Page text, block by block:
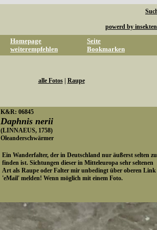
powerd by
Homepage
weiterempfehlen
Seite
Bookmarken
alle Fotos| Raupe
K&R: 06845
Daphnis nerii
(LINNAEUS, 1758)
Oleanderschwärmer
Ein Wanderfalter, der in Deutschland nur äußerst selten zu
finden ist. Sichtungen dieser in Mitteleuropa sehr seltenen
Art als Raupe oder Falter mir unbedingt über oberen Link
'eMail' melden! Wenn möglich mit einem Foto.